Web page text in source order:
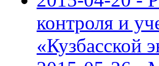
контроля и
«Кузбасской